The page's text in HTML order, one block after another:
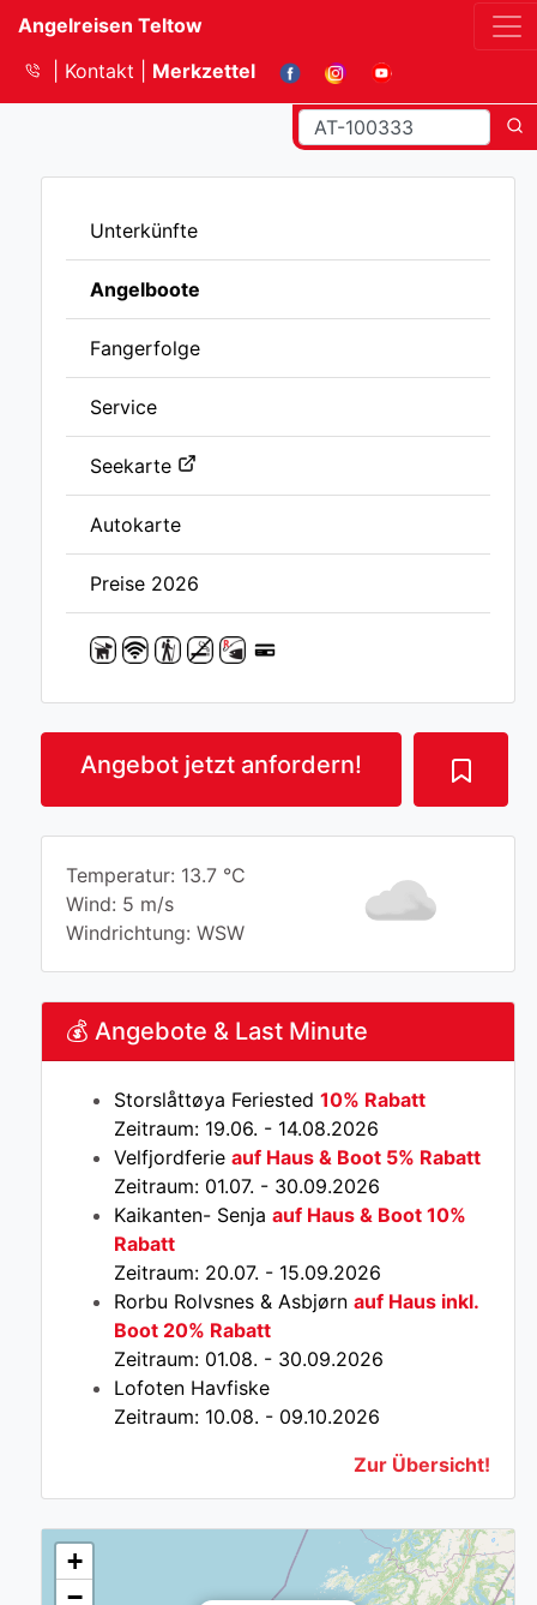
Angelreisen Teltow
Kontakt
Merkzettel
Unterkünfte
Angelboote
Fangerfolge
Service
Seekarte
Autokarte
Preise 2026
Angebot jetzt anfordern!
Temperatur: 13.7 °C
Wind: 5 m/s
Windrichtung: WSW
💰 Angebote & Last Minute
Storslåttøya Feriested 10% Rabatt
Zeitraum: 19.06. - 14.08.2026
Velfjordferie auf Haus & Boot 5% Rabatt
Zeitraum: 01.07. - 30.09.2026
Kaikanten- Senja auf Haus & Boot 10%
Rabatt
Zeitraum: 20.07. - 15.09.2026
Rorbu Rolvsnes & Asbjørn auf Haus inkl.
Boot 20% Rabatt
Zeitraum: 01.08. - 30.09.2026
Lofoten Havfiske
Zeitraum: 10.08. - 09.10.2026
Zur Übersicht!
+
−